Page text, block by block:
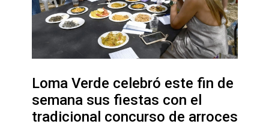
Loma Verde celebró este fin de
semana sus fiestas con el
tradicional concurso de arroces